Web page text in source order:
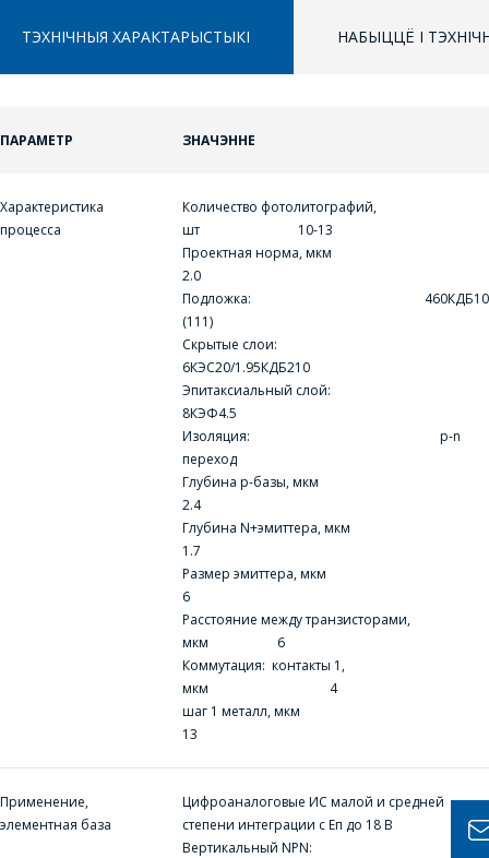
ТЭХНІЧНЫЯ ХАРАКТАРЫСТЫКІ НАБЫЦЦЁ І
ПАРАМЕТР ЗНАЧЭННЕ
Характеристика
процесса
Количество фотолитографий,
шт 10-13
Проектная норма, мкм
2.0
Подложка: 460КДБ10
(111)
Скрытые слои:
6КЭС20/1.95КДБ210
Эпитаксиальный слой:
8КЭФ4.5
Изоляция: p-n
переход
Глубина p-базы, мкм
2.4
Глубина N+эмиттера, мкм
1.7
Размер эмиттера, мкм
6
Расстояние между транзисторами,
мкм 6
Коммутация: контакты 1,
мкм 4
шаг 1 металл, мкм
13
Применение,
элементная база
Цифроаналоговые ИС малой и средней
степени интеграции с Еп до 18 В
Вертикальный NPN:
ППЕРАЙСЦІ Ў КОШЫК
ПРАЦЯГНУЦЬ ПАКУПКІ
ЗАДАЦЬ ВАПРОС
МЕНЕДЖЭРЫ
КАМПАНІІ З
РАДАСЦЮ
АДКАЖУЦЬ НА
ВАШЫ ПЫТАННІ,
РАЗЛІЧАЦЬ
КОШТ ПАСЛУГ І
ПАДРЫХТУЮЦЬ
ІНДЫВІДУАЛЬНАЕ
КАМЕРЦЫЙНАЕ
ПРАПАНОВУ.